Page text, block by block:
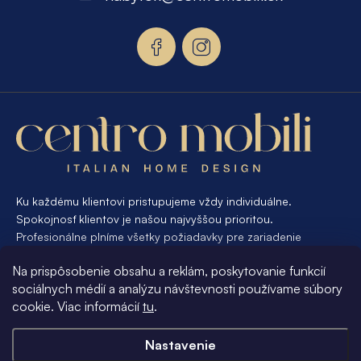
Na prispôsobenie obsahu a reklám, poskytovanie funkcií
sociálnych médií a analýzu návštevnosti používame súbory
cookie. Viac informácií tu.
Nastavenie
e
Ku každému klientovi pristupujeme vždy individuálne.
Spokojnosť klientov je našou najvyššou prioritou.
Profesionálne plníme všetky požiadavky pre zariadenie
nábytku na mieru, presne pre váš interiér, je pre nás
samozrejmosťou Vám vyhovieť.